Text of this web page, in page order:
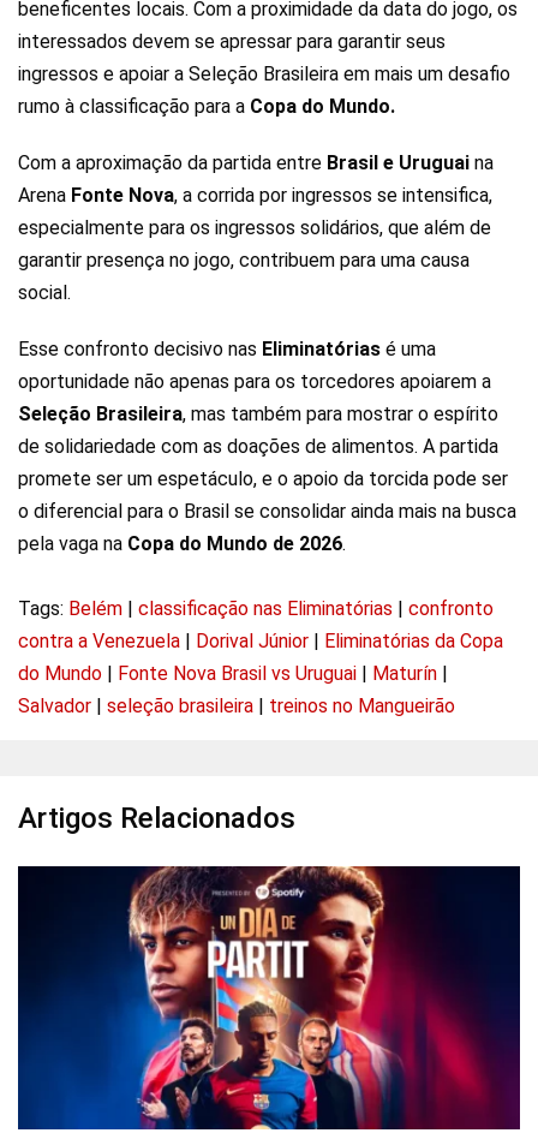
beneficentes locais. Com a proximidade da data do jogo, os
interessados devem se apressar para garantir seus
ingressos e apoiar a Seleção Brasileira em mais um desafio
rumo à classificação para a Copa do Mundo.
Com a aproximação da partida entre Brasil e Uruguai na
Arena Fonte Nova, a corrida por ingressos se intensifica,
especialmente para os ingressos solidários, que além de
garantir presença no jogo, contribuem para uma causa
social.
Esse confronto decisivo nas Eliminatórias é uma
oportunidade não apenas para os torcedores apoiarem a
Seleção Brasileira, mas também para mostrar o espírito
de solidariedade com as doações de alimentos. A partida
promete ser um espetáculo, e o apoio da torcida pode ser
o diferencial para o Brasil se consolidar ainda mais na busca
pela vaga na Copa do Mundo de 2026.
Tags: Belém classificação nas Eliminatórias
confronto
contra a Venezuela
Dorival Júnior
Eliminatórias da Copa
do Mundo
Fonte Nova Brasil vs Uruguai Maturín
Salvador
seleção brasileira treinos no Mangueirão
Artigos Relacionados